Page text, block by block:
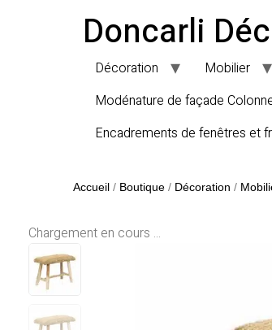
Doncarli
Décoration Mobilier
Modénature de façade
Encadrements de fenêtres et
Accueil / Boutique / Décoration /
Chargement en cours ...